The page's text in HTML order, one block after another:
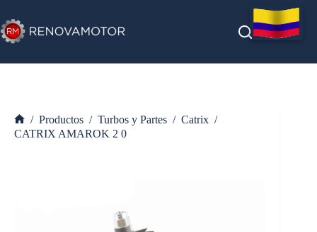
al
contenido
Inicio
/ Productos / Turbos y Partes / Catrix /
CATRIX AMAROK 2 0